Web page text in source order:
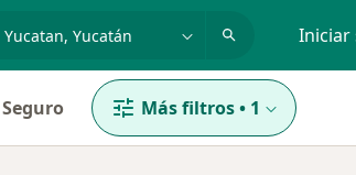
p. ej. Guadalajara Iniciar
Seguro Más filtros• 1